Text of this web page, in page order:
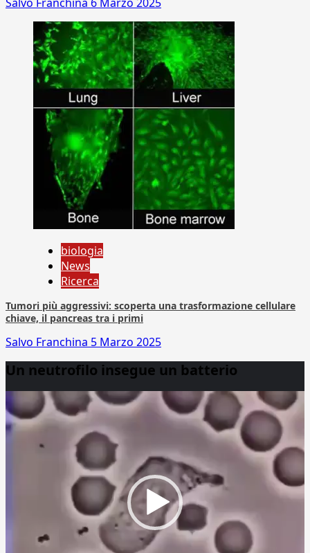
biologia
News
Ricerca
Tumori più aggressivi: scoperta una trasformazione cellulare
chiave, il pancreas tra i primi
Salvo Franchina 5 Marzo 2025
Un neutrofilo insegue un batterio
Player